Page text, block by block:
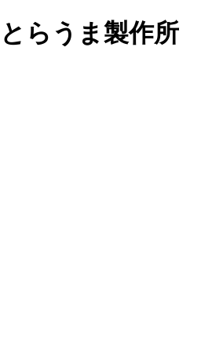
とらうま製作所